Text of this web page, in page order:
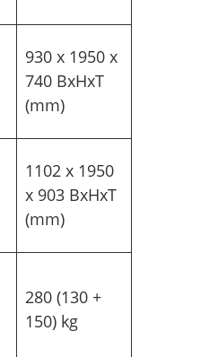
930 x 1950 x
740 BxHxT
(mm)
1102 x 1950
x 903 BxHxT
(mm)
280 (130 +
150) kg